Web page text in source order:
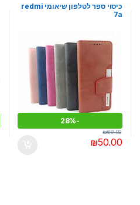
כיסוי ספר לטלפון שיאומי redmi
7a
-
28%
₪50.00
₪69.00